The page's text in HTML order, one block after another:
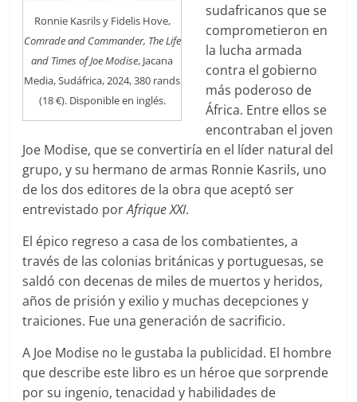
Ronnie Kasrils y Fidelis Hove,
Comrade and Commander, The Life
and Times of Joe Modise, Jacana
Media, Sudáfrica, 2024, 380 rands
(18 €). Disponible en inglés.
sudafricanos que se
comprometieron en
la lucha armada
contra el gobierno
más poderoso de
África. Entre ellos se
encontraban el joven
Joe Modise, que se convertiría en el líder natural del
grupo, y su hermano de armas Ronnie Kasrils, uno
de los dos editores de la obra que aceptó ser
entrevistado porAfrique XXI.
El épico regreso a casa de los combatientes, a
través de las colonias británicas y portuguesas, se
saldó con decenas de miles de muertos y heridos,
años de prisión y exilio y muchas decepciones y
traiciones. Fue una generación de sacrificio.
A Joe Modise no le gustaba la publicidad. El hombre
que describe este libro es un héroe que sorprende
por su ingenio, tenacidad y habilidades de